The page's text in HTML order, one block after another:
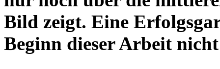
Bild zeigt. Eine
Beginn dieser Arbeit